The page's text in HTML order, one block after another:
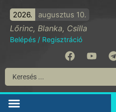
2026. augusztus 10.
Lőrinc, Blanka, Csilla
Belépés / Regisztráció